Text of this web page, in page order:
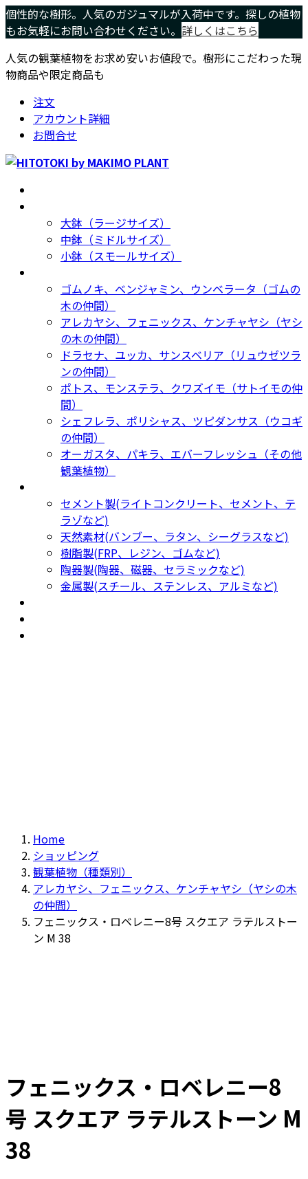
コ
ン
ン
ツ
プ
ナ
ビ
ー
シ
動
個性的な樹形。人気のガジュマルが入荷中です。探しの植物
もお気軽にお問い合わせください。 詳しくはこちら
人気の観葉植物をお求め安いお値段で。樹形にこだわった現
物商品や限定商品も
注文
アカウント詳細
お問合せ
大鉢（ラージサイズ）
中鉢（ミドルサイズ）
小鉢（スモールサイズ）
ゴムノキ、ベンジャミン、ウンベラータ（ゴムの
木の仲間）
アレカヤシ、フェニックス、ケンチャヤシ（ヤシ
の木の仲間）
ドラセナ、ユッカ、サンスベリア（リュウゼツラ
ンの仲間）
ポトス、モンステラ、クワズイモ（サトイモの仲
間）
シェフレラ、ポリシャス、ツピダンサス（ウコギ
の仲間）
オーガスタ、パキラ、エバーフレッシュ（その他
観葉植物）
セメント製(ライトコンクリート、セメント、テ
ラゾなど)
天然素材(バンブー、ラタン、シーグラスなど)
樹脂製(FRP、レジン、ゴムなど)
陶器製(陶器、磁器、セラミックなど)
金属製(スチール、ステンレス、アルミなど)
Home
ショッピング
観葉植物（種類別）
アレカヤシ、フェニックス、ケンチャヤシ（ヤシの木
の仲間）
フェニックス・ロベレニー8号 スクエア ラテルストー
ン M 38
フェニックス・ロベレニー8
号 スクエア ラテルストーン M
38